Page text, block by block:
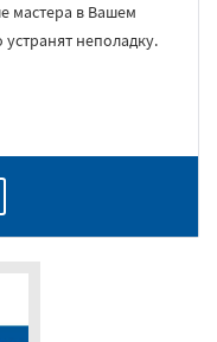
мастера в Вашем
неполадку.